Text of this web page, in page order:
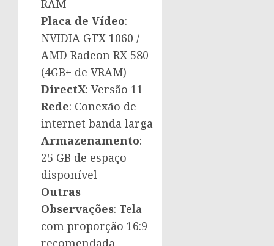
RAM
Placa de Vídeo:
NVIDIA GTX 1060 /
AMD Radeon RX 580
(4GB+ de VRAM)
DirectX: Versão 11
Rede: Conexão de
internet banda larga
Armazenamento:
25 GB de espaço
disponível
Outras
Observações: Tela
com proporção 16:9
recomendada